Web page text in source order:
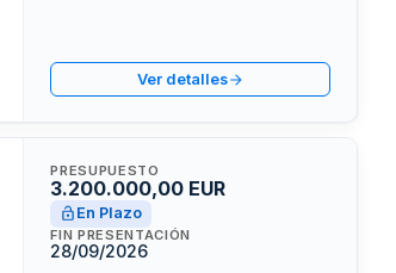
Ver detalles
PRESUPUESTO
3.200.000,00 EUR
En Plazo
FIN PRESENTACIÓN
28/09/2026